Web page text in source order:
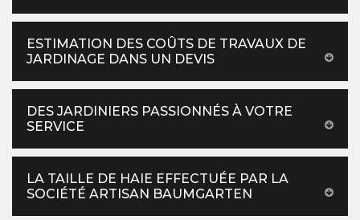
ESTIMATION DES COÛTS DE TRAVAUX DE
JARDINAGE DANS UN DEVIS
DES JARDINIERS PASSIONNÉS À VOTRE
SERVICE
LA TAILLE DE HAIE EFFECTUÉE PAR LA
SOCIÉTÉ ARTISAN BAUMGARTEN